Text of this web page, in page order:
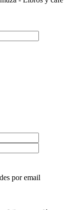
por email